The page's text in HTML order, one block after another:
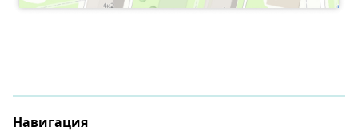
Навигация